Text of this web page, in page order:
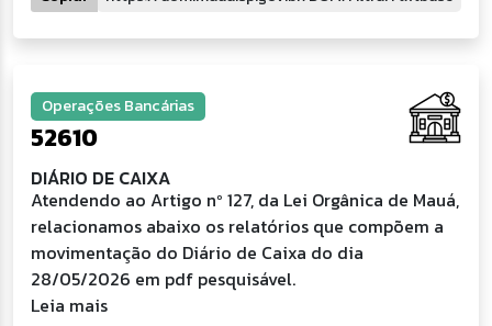
Operações Bancárias
52610
DIÁRIO DE CAIXA
Atendendo ao Artigo nº 127, da Lei Orgânica de Mauá,
relacionamos abaixo os relatórios que compõem a
movimentação do Diário de Caixa do dia
28/05/2026 em pdf pesquisável.
Leia mais